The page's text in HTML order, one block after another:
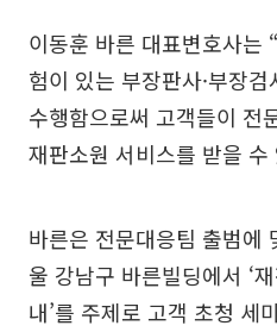
이동훈 바른 대표변호사는
험이 있는 부장판사·부장
수행함으로써 고객들이 전
재판소원 서비스를 받을
바른은 전문대응팀 출범에
울 강남구 바른빌딩에서 ‘
내’를 주제로 고객 초청 세